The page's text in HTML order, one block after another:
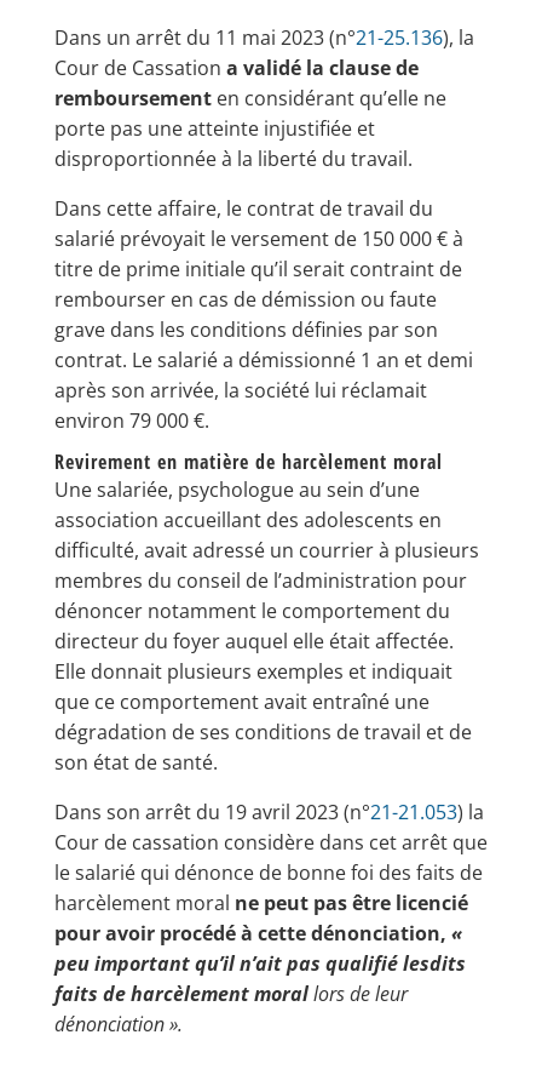
Dans un arrêt du 11 mai 2023 (n°21-25.136), la
Cour de Cassation a validé la clause de
remboursement en considérant qu’elle ne
porte pas une atteinte injustifiée et
disproportionnée à la liberté du travail.
Dans cette affaire, le contrat de travail du
salarié prévoyait le versement de 150 000 € à
titre de prime initiale qu’il serait contraint de
rembourser en cas de démission ou faute
grave dans les conditions définies par son
contrat. Le salarié a démissionné 1 an et demi
après son arrivée, la société lui réclamait
environ 79 000 €.
Revirement en matière de harcèlement moral
Une salariée, psychologue au sein d’une
association accueillant des adolescents en
difficulté, avait adressé un courrier à plusieurs
membres du conseil de l’administration pour
dénoncer notamment le comportement du
directeur du foyer auquel elle était affectée.
Elle donnait plusieurs exemples et indiquait
que ce comportement avait entraîné une
dégradation de ses conditions de travail et de
son état de santé.
Dans son arrêt du 19 avril 2023 (n°21-21.053) la
Cour de cassation considère dans cet arrêt que
le salarié qui dénonce de bonne foi des faits de
harcèlement moral ne peut pas être licencié
pour avoir procédé à cette dénonciation, «
peu important qu’il n’ait pas qualifié lesdits
faits de harcèlement morallors de leur
dénonciation ».